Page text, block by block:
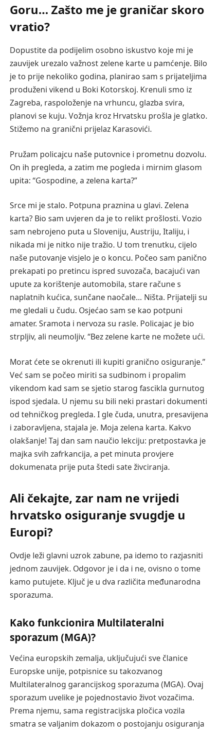
Goru… Zašto me je graničar skoro
vratio?
Dopustite da podijelim osobno iskustvo koje mi je
zauvijek urezalo važnost zelene karte u pamćenje. Bilo
je to prije nekoliko godina, planirao sam s prijateljima
produženi vikend u Boki Kotorskoj. Krenuli smo iz
Zagreba, raspoloženje na vrhuncu, glazba svira,
planovi se kuju. Vožnja kroz Hrvatsku prošla je glatko.
Stižemo na granični prijelaz Karasovići.
Pružam policajcu naše putovnice i prometnu dozvolu.
On ih pregleda, a zatim me pogleda i mirnim glasom
upita: “Gospodine, a zelena karta?”
Srce mi je stalo. Potpuna praznina u glavi. Zelena
karta? Bio sam uvjeren da je to relikt prošlosti. Vozio
sam nebrojeno puta u Sloveniju, Austriju, Italiju, i
nikada mi je nitko nije tražio. U tom trenutku, cijelo
naše putovanje visjelo je o koncu. Počeo sam panično
prekapati po pretincu ispred suvozača, bacajući van
upute za korištenje automobila, stare račune s
naplatnih kućica, sunčane naočale… Ništa. Prijatelji su
me gledali u čudu. Osjećao sam se kao potpuni
amater. Sramota i nervoza su rasle. Policajac je bio
strpljiv, ali neumoljiv. “Bez zelene karte ne možete ući.
Morat ćete se okrenuti ili kupiti granično osiguranje.”
Već sam se počeo miriti sa sudbinom i propalim
vikendom kad sam se sjetio starog fascikla gurnutog
ispod sjedala. U njemu su bili neki prastari dokumenti
od tehničkog pregleda. I gle čuda, unutra, presavijena
i zaboravljena, stajala je. Moja zelena karta. Kakvo
olakšanje! Taj dan sam naučio lekciju: pretpostavka je
majka svih zafrkancija, a pet minuta provjere
dokumenata prije puta štedi sate živciranja.
Ali čekajte, zar nam ne vrijedi
hrvatsko osiguranje svugdje u
Europi?
Ovdje leži glavni uzrok zabune, pa idemo to razjasniti
jednom zauvijek. Odgovor je i da i ne, ovisno o tome
kamo putujete. Ključ je u dva različita međunarodna
sporazuma.
Kako funkcionira Multilateralni
sporazum (MGA)?
Većina europskih zemalja, uključujući sve članice
Europske unije, potpisnice su takozvanog
Multilateralnog garancijskog sporazuma (MGA). Ovaj
sporazum uvelike je pojednostavio život vozačima.
Prema njemu, sama registracijska pločica vozila
smatra se valjanim dokazom o postojanju osiguranja